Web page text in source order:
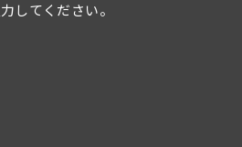
してください。